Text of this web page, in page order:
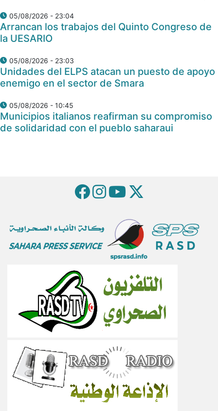
05/08/2026 - 23:04
Arrancan los trabajos del Quinto Congreso de
la UESARIO
05/08/2026 - 23:03
Unidades del ELPS atacan un puesto de apoyo
enemigo en el sector de Smara
05/08/2026 - 10:45
Municipios italianos reafirman su compromiso
de solidaridad con el pueblo saharaui